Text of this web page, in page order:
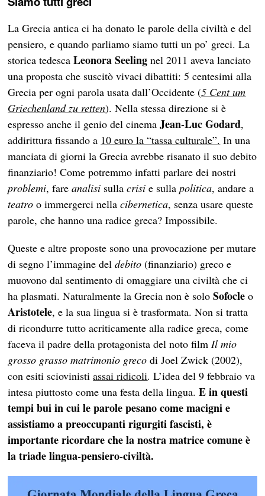
La Grecia antica ci ha donato le parole della civiltà e del
pensiero, e quando parliamo siamo tutti un po’ greci. La
storica tedescaLeonora Seeling nel 2011 aveva lanciato
una proposta che suscitò vivaci dibattiti: 5 centesimi alla
Grecia per ogni parola usata dall’Occidente (5 Cent um
Griechenland zu retten). Nella stessa direzione si è
espresso anche il genio del cinemaJean-Luc Godard,
addirittura fissando a 10 euro la “tassa culturale”. In una
manciata di giorni la Grecia avrebbe risanato il suo debito
finanziario! Come potremmo infatti parlare dei nostri
problemi, fareanalisi sullacrisi e sullapolitica, andare a
teatro o immergerci nellacibernetica, senza usare queste
parole, che hanno una radice greca? Impossibile.
Queste e altre proposte sono una provocazione per mutare
di segno l’immagine deldebito (finanziario) greco e
muovono dal sentimento di omaggiare una civiltà che ci
ha plasmati. Naturalmente la Grecia non è soloSofocle o
Aristotele, e la sua lingua si è trasformata. Non si tratta
di ricondurre tutto acriticamente alla radice greca, come
faceva il padre della protagonista del noto filmIl mio
grosso grasso matrimonio grecodi Joel Zwick (2002),
con esiti sciovinistiassai ridicoli. L’idea del 9 febbraio va
intesa piuttosto come una festa della lingua. E in questi
tempi bui in cui le parole pesano come macigni e
assistiamo a preoccupanti rigurgiti fascisti, è
importante ricordare che la nostra matrice comune è
la triade lingua-pensiero-civiltà.